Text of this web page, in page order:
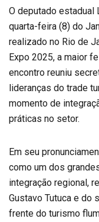
O deputado estadual
quarta-feira (8) do
realizado no Rio de
Expo 2025, a maior
encontro reuniu
lideranças do trade
momento de
práticas no setor.
Em seu
como um dos
integração regional,
Gustavo Tutuca e do
frente do turismo